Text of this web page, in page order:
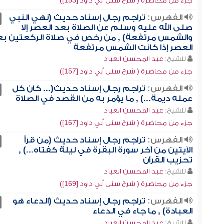
الفهرس: تراجم رجال إسناد حديث (نهي النبي
صلى الله عليه وسلم عن الصلاة بعد العصر إلا
والشمس مرتفعة) , من رخص في صلاة الركعتين
العصر إذا كانت الشمس مرتفعة
للشيخ: عبد المحسن العباد
جزء من محاضرة ( شرح سنن أبي داود [157])
الفهرس: تراجم رجال إسناد حديث(... كان كل
عمله ديمة...) , ما يؤمر به من القصد في الصلاة
للشيخ: عبد المحسن العباد
جزء من محاضرة ( شرح سنن أبي داود [167])
الفهرس: تراجم رجال إسناد حديث (من قرأ
الآيتين من آخر سورة البقرة في ليلة كفتاه...) ,
تحزيب القرآن
للشيخ: عبد المحسن العباد
جزء من محاضرة ( شرح سنن أبي داود [169])
الفهرس: تراجم رجال إسناد حديث (الدعاء هو
العبادة) , ما جاء في الدعاء